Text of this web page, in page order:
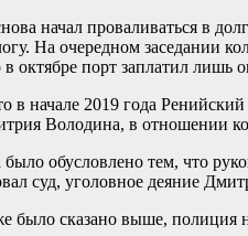
начал проваливаться в
На очередном заседании
октябре порт заплатил лишь
в начале 2019 года
Володина, в отношении
было обусловлено тем, что
суд, уголовное деяние
было сказано выше, полиция